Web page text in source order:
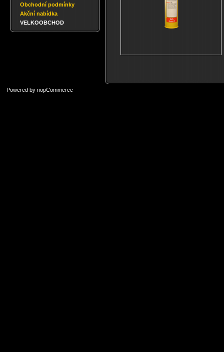
Obchodní podmínky
Akční nabídka
VELKOOBCHOD
Powered by nopCommerce